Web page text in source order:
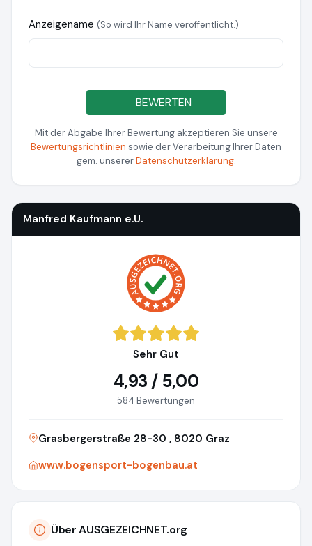
Anzeigename (So wird Ihr Name veröffentlicht.)
BEWERTEN
Mit der Abgabe Ihrer Bewertung akzeptieren Sie unsere
Bewertungsrichtlinien sowie der Verarbeitung Ihrer Daten
gem. unsererDatenschutzerklärung.
Manfred Kaufmann e.U.
Sehr Gut
4,93 / 5,00
584 Bewertungen
Grasbergerstraße 28-30 , 8020 Graz
www.bogensport-bogenbau.at
Über AUSGEZEICHNET.org